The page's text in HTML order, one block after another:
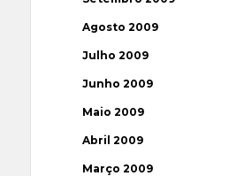
Agosto 2009
Julho 2009
Junho 2009
Maio 2009
Abril 2009
Março 2009